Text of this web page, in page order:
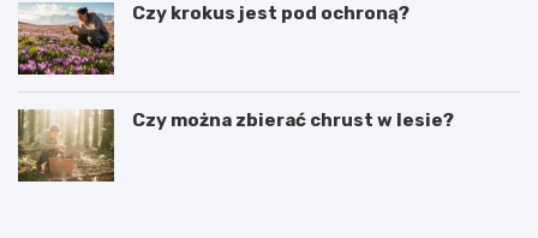
Czy krokus jest pod ochroną?
Czy można zbierać chrust w lesie?